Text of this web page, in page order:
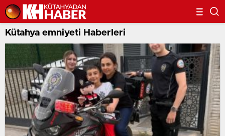
Kütahya emniyeti Haberleri